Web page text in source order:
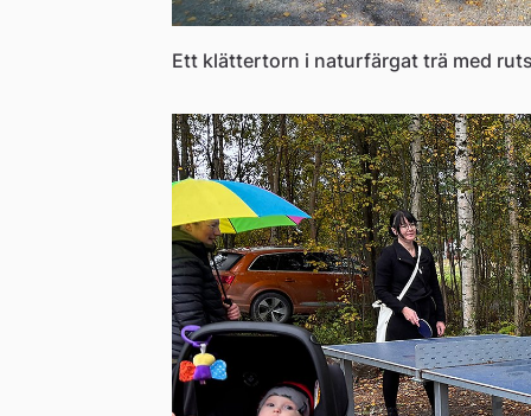
Ett klättertorn i naturfärgat trä med